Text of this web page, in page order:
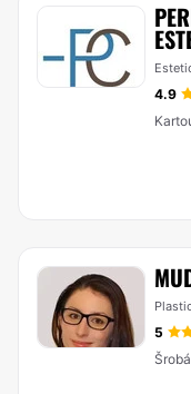
4.9
5